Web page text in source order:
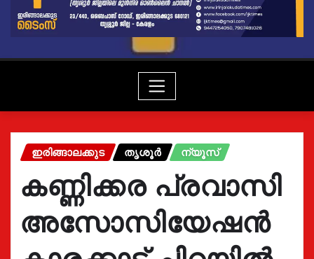
ഇരിങ്ങാലക്കുട തൃശൂർ ന്യൂസ്
കണ്ണിക്കര പ്രവാസി
അസോസിയേഷന്‍